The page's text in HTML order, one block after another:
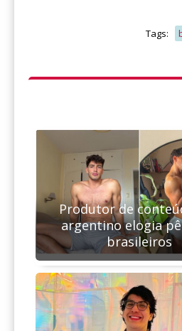
Tags:
Produtor de
argentino elogia
brasileiros